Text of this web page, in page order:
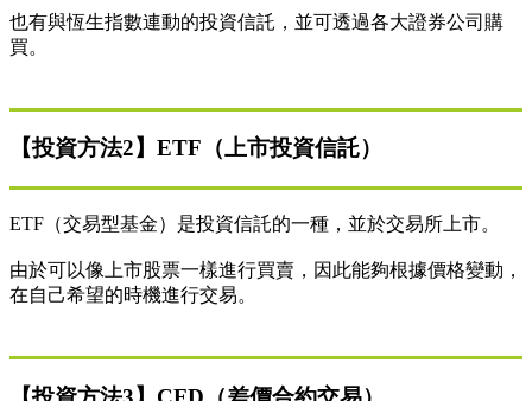
也有與恆生指數連動的投資信託，並可透過各大證券公司購
買。
【投資方法2】ETF（上市投資信託）
ETF（交易型基金）是投資信託的一種，並於交易所上市。
由於可以像上市股票一樣進行買賣，因此能夠根據價格變動，
在自己希望的時機進行交易。